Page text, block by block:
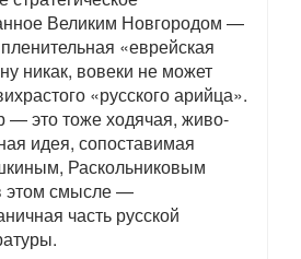
Великим Новгородом —
«еврейская
никак, вовеки не может
«русского арийца».
— это тоже ходячая, живо-
идея, сопоставимая
Раскольниковым
смысле —
часть русской